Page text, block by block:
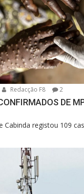
Redacção F8 2
DE
Cabinda registou 109